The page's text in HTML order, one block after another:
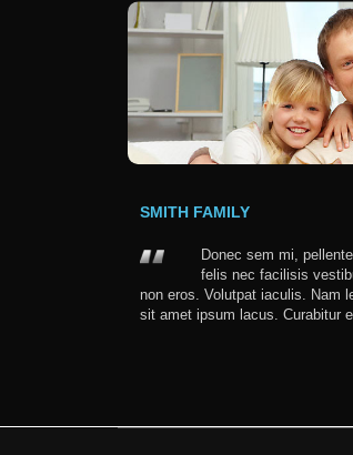
SMITH FAMILY
Donec sem mi,
felis nec facilisis
non eros. Volutpat iaculis. Nam
sit amet ipsum lacus. Curabitur